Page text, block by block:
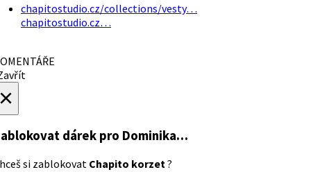
chapitostudio.cz/collections/vesty…
chapitostudio.cz…
dárek pro Dominika…
si zablokovat Chapito korzet?